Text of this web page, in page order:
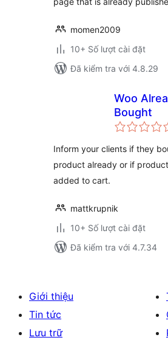
momen2009
10+ Số lượt cài đặt
Đã kiểm tra với 4.8.29
Woo
Bought
Inform your clients if they
product already or if
added to cart.
mattkrupnik
10+ Số lượt cài đặt
Đã kiểm tra với 4.7.34
Giới thiệu
Tin tức
Lưu trữ